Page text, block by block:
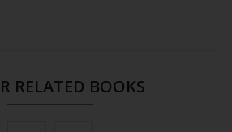
RELATED BOOKS